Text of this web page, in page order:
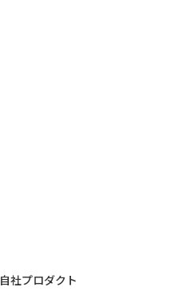
自社プロダクト